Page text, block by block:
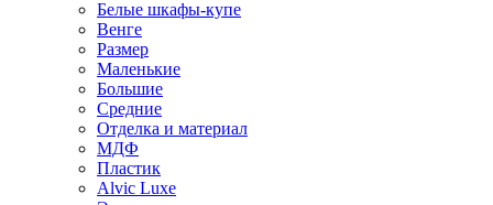
Белые шкафы-купе
Венге
Размер
Маленькие
Большие
Средние
Отделка и материал
МДФ
Пластик
Alvic Luxe